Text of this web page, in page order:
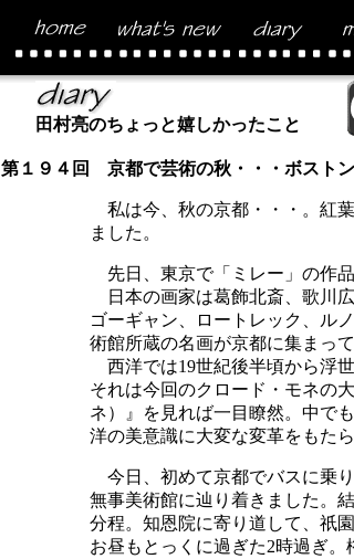
田村亮のちょっと嬉しかったこと
第１９４回 京都で芸術の秋・・・ボスト
私は今、秋の京都・・・。紅
ました。
先日、東京で「ミレー」の作
日本の画家は葛飾北斎、歌川
ゴーギャン、ロートレック、ル
術館所蔵の名画が京都に集まって
西洋では19世紀後半頃から浮
それは今回のクロード・モネの
ネ）』を見れば一目瞭然。中で
洋の美意識に大変な変革をもた
今日、初めて京都でバスに乗
無事美術館に辿り着きました。
分程。知恩院に寄り道して、祇
お昼もとっくに過ぎた2時過ぎ